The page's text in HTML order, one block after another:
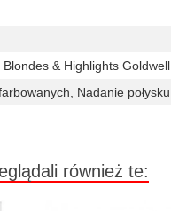
Blondes & Highlights Goldwell
Nadanie połysku
również te: